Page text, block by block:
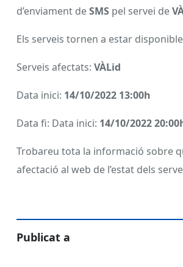
d’enviament deSMS pel servei de
Els serveis tornen a estar
Serveis afectats: VÀLid
Data inici: 14/10/2022 13:00h
Data fi: Data inici: 14/10/2022
Trobareu tota la informació sobre
afectació al web de l’estat dels
Publicat a